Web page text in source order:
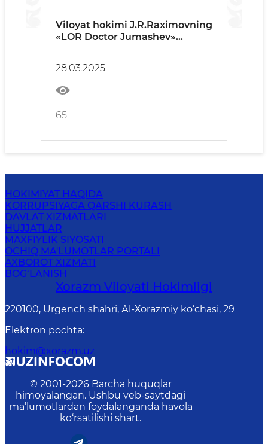
Viloyat hokimi J.R.Raximovning
«LOR Doctor Jumashev»
28.03.2025
65
HOKIMIYAT HAQIDA
KORRUPSIYAGA QARSHI KURASH
DAVLAT XIZMATLARI
HUJJATLAR
MAXFIYLIK SIYOSATI
OCHIQ MA'LUMOTLAR PORTALI
AXBOROT XIZMATI
BOG‘LANISH
Xorazm Vilоyati Hоkimligi
220100, Urgеnch shаhri, Аl-Хоrаzmiy ko‘chаsi, 29
Elektron pochta:
hokim@xorazm.uz
© 2001-2026 Barcha huquqlar
himoyalangan. Ushbu veb-saytdagi
ma’lumotlardan foydalanganda havola
ko‘rsatilishi shart.